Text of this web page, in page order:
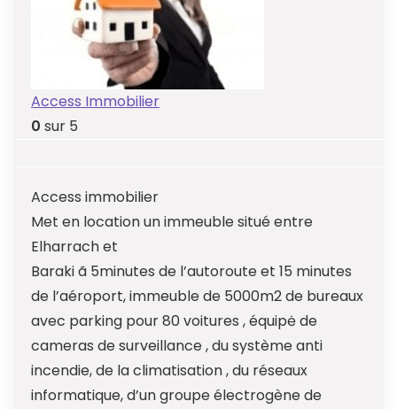
Access Immobilier
0 sur 5
Access immobilier
Met en location un immeuble situé entre
Elharrach et
Baraki ã 5minutes de l’autoroute et 15 minutes
de l’aéroport, immeuble de 5000m2 de bureaux
avec parking pour 80 voitures , équipė de
cameras de surveillance , du système anti
incendie, de la climatisation , du réseaux
informatique, d’un groupe électrogène de